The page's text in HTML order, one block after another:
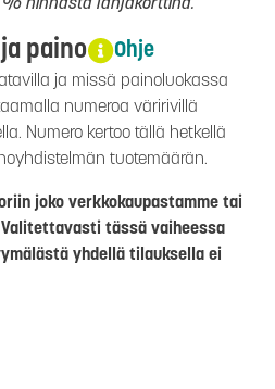
hinnasta lahjakorttina.
paino Ohje
ja missä painoluokassa
numeroa väririvillä
Numero kertoo tällä hetkellä
tuotemäärän.
joko verkkokaupastamme tai
tässä vaiheessa
yhdellä tilauksella ei